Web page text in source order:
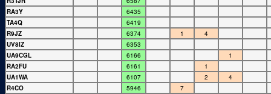
RA3Y
6435
TA4Q
6419
R9JZ
6374 1
4
UV8IZ
6353
UA9CGL
6166
1
RA2FU
6161
1
UA1WA
6107 2
4
R4CO
5946
7